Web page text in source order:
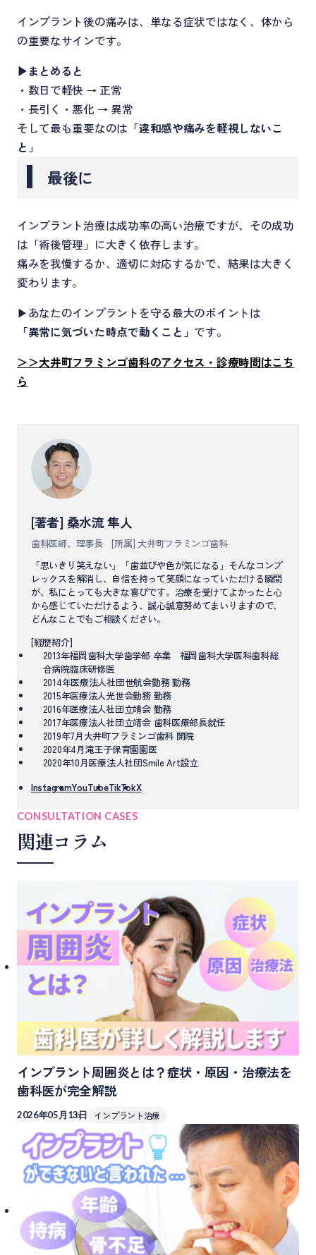
インプラント後の痛みは、単なる症状ではなく、体から
の重要なサインです。
▶まとめると
・数日で軽快 → 正常
・長引く・悪化 → 異常
そして最も重要なのは 「違和感や痛みを軽視しないこ
と」
最後に
インプラント治療は成功率の高い治療ですが、その成功
は「術後管理」に大きく依存します。
痛みを我慢するか、適切に対応するかで、結果は大きく
変わります。
▶あなたのインプラントを守る最大のポイントは
「異常に気づいた時点で動くこと」 です。
＞＞大井町フラミンゴ歯科のアクセス・診療時間はこち
ら
[著者] 桑水流 隼人
歯科医師、理事長[所属] 大井町フラミンゴ歯科
「思いきり笑えない」「歯並びや色が気になる」そんなコンプ
レックスを解消し、自信を持って笑顔になっていただける瞬間
が、私にとっても大きな喜びです。治療を受けてよかったと心
から感じていただけるよう、誠心誠意努めてまいりますので、
どんなことでもご相談ください。
[経歴紹介]
2013年福岡歯科大学歯学部 卒業 福岡歯科大学医科歯科総
合病院臨床研修医
2014年医療法人社団世航会勤務 勤務
2015年医療法人光世会勤務 勤務
2016年医療法人社団立靖会 勤務
2017年医療法人社団立靖会 歯科医療部長就任
2019年7月大井町フラミンゴ歯科 開院
2020年4月滝王子保育園園医
2020年10月医療法人社団Smile Art設立
InstagramYouTubeTikTokX
CONSULTATION CASES
関連コラム
インプラント周囲炎とは？症状・原因・治療法を
歯科医が完全解説
2026年05月13日 インプラント治療